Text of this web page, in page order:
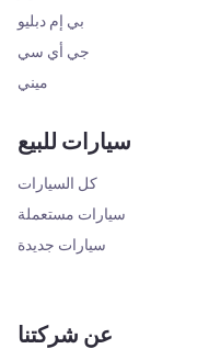
بي إم دبليو
جي أي سي
ميني
سيارات للبيع
كل السيارات
سيارات مستعملة
سيارات جديدة
عن شركتنا